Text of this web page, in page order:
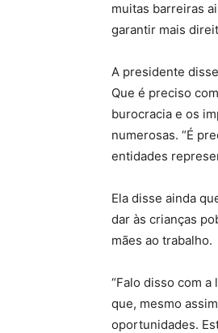
muitas barreiras
garantir mais
A presidente
Que é preciso
burocracia e os
numerosas. “É
entidades
Ela disse ainda
dar às crianças
mães ao trabalho.
“Falo disso com
que, mesmo
oportunidades.